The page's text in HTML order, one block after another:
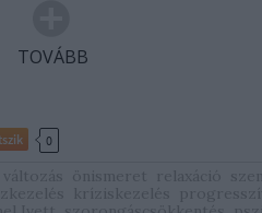
TOVÁBB
0